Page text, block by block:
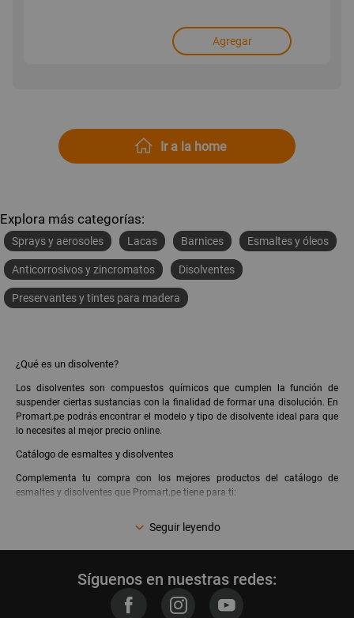
Agregar
Ir a la home
Explora más categorías:
Sprays y aerosoles Lacas Barnices Esmaltes y óleos
Anticorrosivos y zincromatos Disolventes
Preservantes y tintes para madera
¿Qué es un disolvente?
Los disolventes son compuestos químicos que cumplen la función de
suspender ciertas sustancias con la finalidad de formar una disolución. En
Promart.pe podrás encontrar el modelo y tipo de disolvente ideal para que
lo necesites al mejor precio online.
Catálogo de esmaltes y disolventes
Complementa tu compra con los mejores productos del catálogo de
esmaltes y disolventes que Promart.pe tiene para ti:
Anticorrosivos y zincromatos
Seguir leyendo
Síguenos en nuestras redes: